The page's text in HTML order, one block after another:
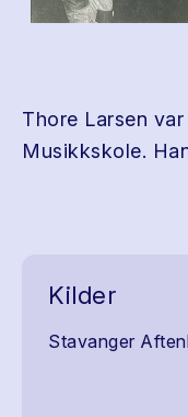
Thore Larsen
Musikkskole.
Kilder
Stavanger